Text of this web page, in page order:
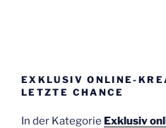
EXKLUSIV ONLINE-
LETZTE CHANCE
In der Kategorie Exklusiv